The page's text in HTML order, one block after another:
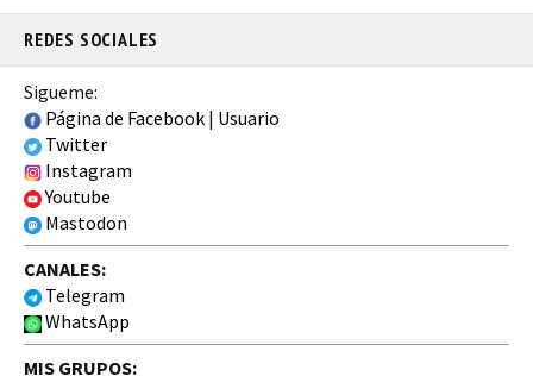
REDES SOCIALES
Sigueme:
Página de Facebook | Usuario
Twitter
Instagram
Youtube
Mastodon
CANALES:
Telegram
WhatsApp
MIS GRUPOS: